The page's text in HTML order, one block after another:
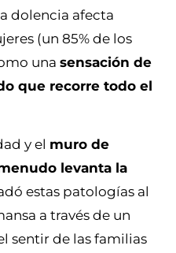
dolencia afecta
(un 85% de los
una sensación de
que recorre todo el
y el muro de
levanta la
estas patologías al
a través de un
sentir de las familias